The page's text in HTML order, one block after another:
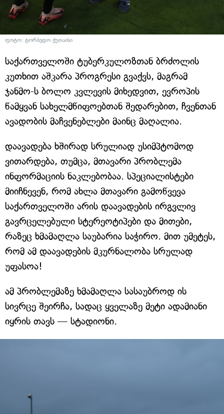
ფოტო: ტორბედო ქუთაისი
საქართველოში ტუბერკულოზთან ბრძოლის
კუთხით აშკარა პროგრესი გვაქვს, მაგრამ
ჯანმო-ს ბოლო კვლევის მიხედვით, ევროპის
წამყვან სახელმწიფოებთან შედარებით, ჩვენთან
ავადობის მაჩვენებლები მაინც მაღალია.
დაავადება ხშირად სრულიად უსიმპტომოდ
ვითარდება, თუმცა, მთავარი პრობლემა
ინფორმაციის ნაკლებობაა. სპეციალისტები
მიიჩნევენ, რომ ახლა მთავარი გამოწვევა
საქართველოში არის დაავადების ირგვლივ
გავრცელებული სტერეოტიპები და მითები,
რაზეც ხმამაღლა საუბარია საჭირო. მით უმეტეს,
რომ ამ დაავადების მკურნალობა სრულად
უფასოა!
ამ პრობლემაზე ხმამაღლა სასაუბროდ ის
სივრცე შეირჩა, სადაც ყველაზე მეტი ადამიანი
იყრის თავს — სტადიონი.